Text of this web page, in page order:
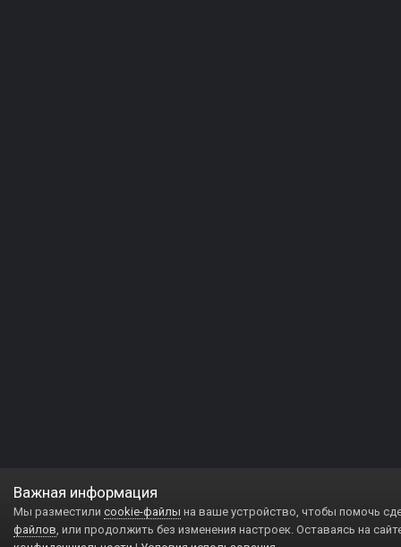
Важная информация
Мы разместили cookie-файлы на ваше устройство, чтобы помочь
файлов, или продолжить без изменения настроек. Оставаясь на